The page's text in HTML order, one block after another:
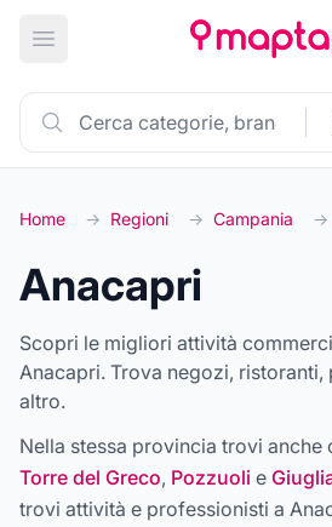
Apri menu principale
Home → Regioni → Campania →
Anacapri
Scopri le migliori attività
Anacapri. Trova negozi,
altro.
Nella stessa provincia trovi anche
Torre del Greco, Pozzuoli e
trovi attività e professionisti a